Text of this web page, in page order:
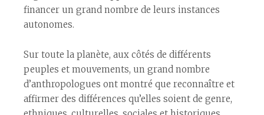
financer un grand nombre de leurs instances
autonomes.
Sur toute la planète, aux côtés de différents
peuples et mouvements, un grand nombre
d’anthropologues ont montré que reconnaître et
affirmer des différences qu’elles soient de genre,